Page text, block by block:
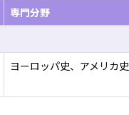
専門分野
ヨーロッパ史、アメリカ史